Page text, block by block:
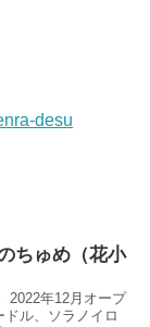
desu
ちゅめ（花小
2022年12月オープ
ル、ソラノイロ